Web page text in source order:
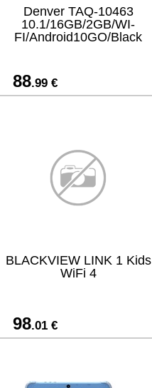
Denver TAQ-10463
10.1/16GB/2GB/WI-
FI/Android10GO/Black
88.99 €
BLACKVIEW LINK 1 Kids
WiFi 4
98.01 €